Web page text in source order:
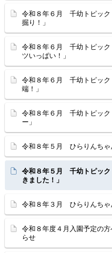
令和８年６月 千幼トピック
掘り！」
令和８年６月 千幼トピック
ツいっぱい！」
令和８年６月 千幼トピッ
端！」
令和８年６月 千幼トピック
ー」
令和８年５月 ひらりんちゃ
令和８年５月 千幼トピック
きました！」
令和８年３月 ひらりんちゃ
令和８年度４月入園予定の
らせ